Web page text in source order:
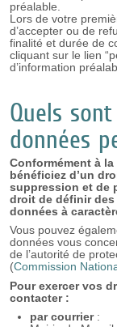
préalable.
Lors de votre
d’accepter ou de
finalité et durée de
cliquant sur le lien
d’information
Quels
données
Conformément à
bénéficiez d’un
suppression et de
droit de définir
données à
Vous pouvez
données vous
de l’autorité de
(Commission
Pour exercer vos
contacter :
par courrier: